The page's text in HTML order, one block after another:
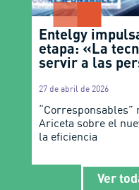
Entelgy
etapa: «La
servir a las
27 de abril de 2026
“Corresponsables”
Ariceta sobre el
la eficiencia
Ver